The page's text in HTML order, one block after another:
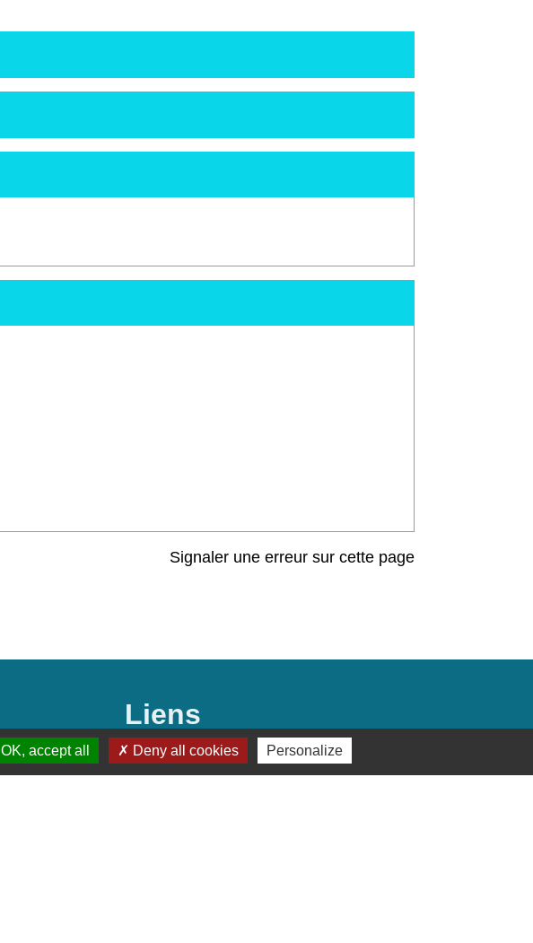
Signaler une erreur sur cette page
Liens
Préfecture de Seine-et-Marne
OK, accept all Deny all cookies Personalize